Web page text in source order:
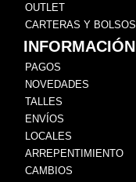
OUTLET
CARTERAS Y BOLSOS
INFORMACIÓN
PAGOS
NOVEDADES
TALLES
ENVÍOS
LOCALES
ARREPENTIMIENTO
CAMBIOS